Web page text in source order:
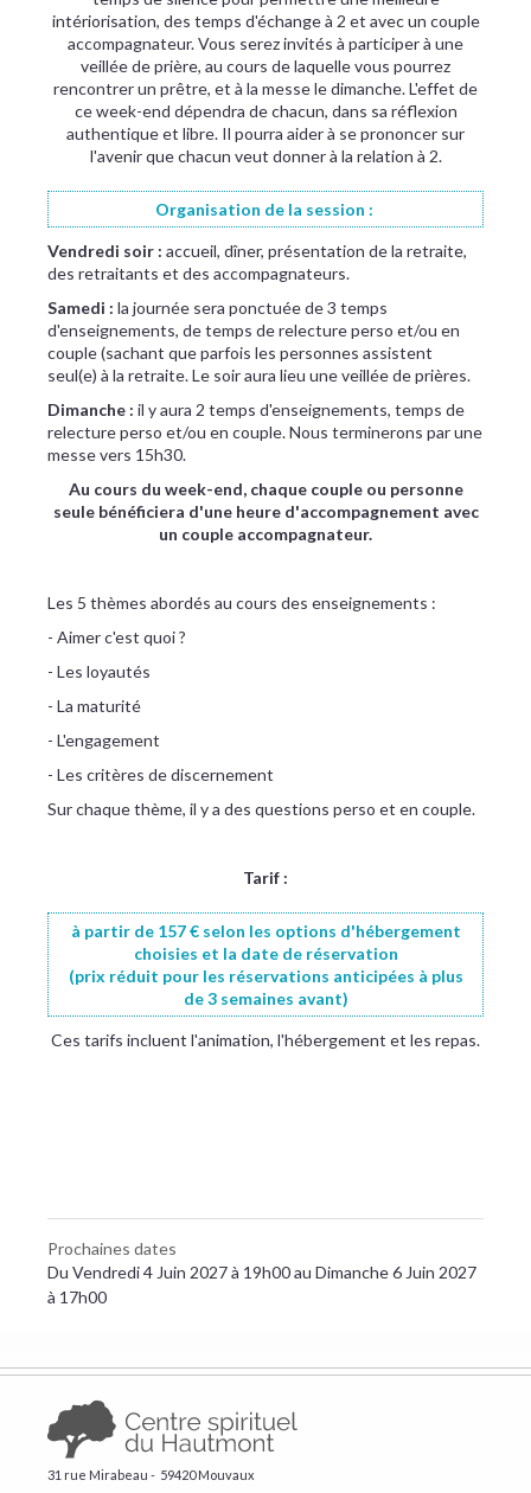
intériorisation, des temps d'échange à 2 et avec un couple
accompagnateur. Vous serez invités à participer à une
veillée de prière, au cours de laquelle vous pourrez
rencontrer un prêtre, et à la messe le dimanche. L'effet de
ce week-end dépendra de chacun, dans sa réflexion
authentique et libre. Il pourra aider à se prononcer sur
l'avenir que chacun veut donner à la relation à 2.
Organisation de la session :
Vendredi soir : accueil, dîner, présentation de la retraite,
des retraitants et des accompagnateurs.
Samedi : la journée sera ponctuée de 3 temps
d'enseignements, de temps de relecture perso et/ou en
couple (sachant que parfois les personnes assistent
seul(e) à la retraite. Le soir aura lieu une veillée de prières.
Dimanche : il y aura 2 temps d'enseignements, temps de
relecture perso et/ou en couple. Nous terminerons par une
messe vers 15h30.
Au cours du week-end, chaque couple ou personne
seule bénéficiera d'une heure d'accompagnement avec
un couple accompagnateur.
Les 5 thèmes abordés au cours des enseignements :
- Aimer c'est quoi ?
- Les loyautés
- La maturité
- L'engagement
- Les critères de discernement
Sur chaque thème, il y a des questions perso et en couple.
Tarif :
à partir de 157 € selon les options d'hébergement
choisies et la date de réservation
(prix réduit pour les réservations anticipées à plus
de 3 semaines avant)
Ces tarifs incluent l'animation, l'hébergement et les repas.
Prochaines dates
Du Vendredi 4 Juin 2027 à 19h00 au Dimanche 6 Juin 2027
à 17h00
31 rue Mirabeau - 59420 Mouvaux